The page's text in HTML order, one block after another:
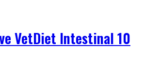
VetDiet Intestinal 10